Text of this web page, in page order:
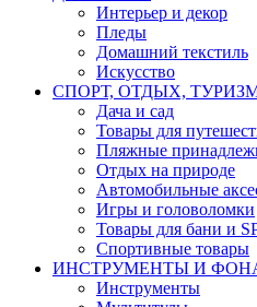
Интерьер и декор
Пледы
Домашний текстиль
Искусство
СПОРТ, ОТДЫХ,
Дача и сад
Товары для
Пляжные
Отдых на природе
Автомобильные
Игры и головоломки
Товары для бани и
Спортивные товары
ИНСТРУМЕНТЫ И
Инструменты